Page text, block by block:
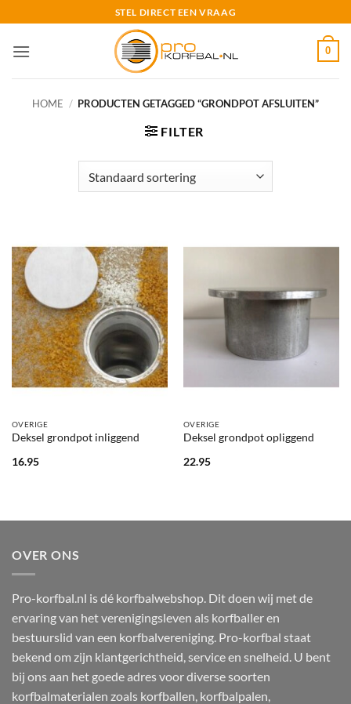
naar
inhoud
STEL DIRECT EEN VRAAG
0
HOME / PRODUCTEN GETAGGED “GRONDPOT AFSLUITEN”
FILTER
OVERIGE
Deksel grondpot inliggend
16.95
OVERIGE
Deksel grondpot opliggend
22.95
OVER ONS
Pro-korfbal.nl is dé korfbalwebshop. Dit doen wij met de
ervaring van het verenigingsleven als korfballer en
bestuurslid van een korfbalvereniging. Pro-korfbal staat
bekend om zijn klantgerichtheid, service en snelheid. U bent
bij ons aan het goede adres voor diverse soorten
korfbalmaterialen zoals korfballen, korfbalpalen,